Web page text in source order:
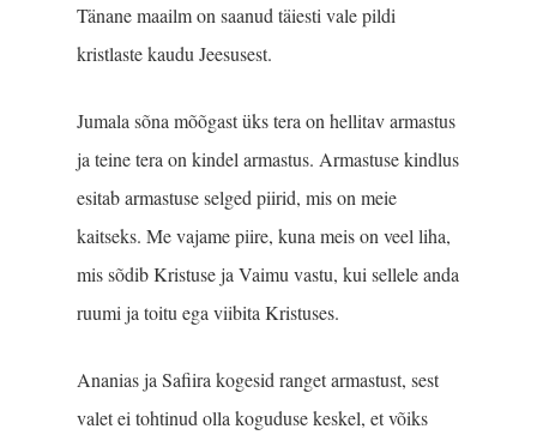
Tänane maailm on saanud täiesti vale pildi
kristlaste kaudu Jeesusest.
Jumala sõna mõõgast üks tera on hellitav armastus
ja teine tera on kindel armastus. Armastuse kindlus
esitab armastuse selged piirid, mis on meie
kaitseks. Me vajame piire, kuna meis on veel liha,
mis sõdib Kristuse ja Vaimu vastu, kui sellele anda
ruumi ja toitu ega viibita Kristuses.
Ananias ja Safiira kogesid ranget armastust, sest
valet ei tohtinud olla koguduse keskel, et võiks